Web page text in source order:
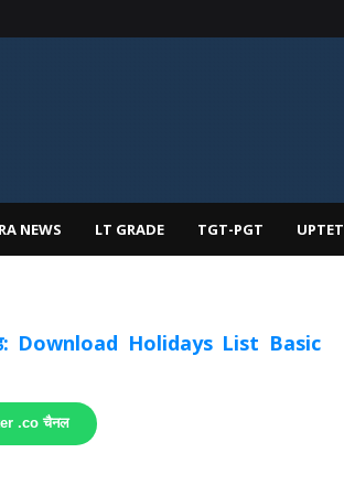
NEWS LT GRADE TGT-PGT UPTET
Download Holidays List Basic
.co चैनल